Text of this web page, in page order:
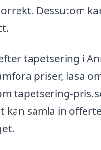
Dessutom
tapetsering i
priser, läsa
tapetsering-
kan samla in